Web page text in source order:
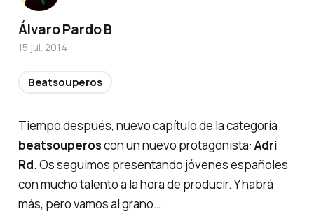
Tiempo después, nuevo capítulo de la categoría
beatsouperoscon un nuevo protagonista: Adri
Rd. Os seguimos presentando jóvenes españoles
con mucho talento a la hora de producir. Y habrá
más, pero vamos al grano…
Álvaro Pardo B
15 jul. 2014
Beatsouperos